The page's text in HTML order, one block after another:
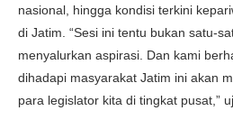
nasional, hingga kondisi terkini
di Jatim. “Sesi ini tentu bukan satu-
menyalurkan aspirasi. Dan kami
dihadapi masyarakat Jatim ini akan
para legislator kita di tingkat pusat,”